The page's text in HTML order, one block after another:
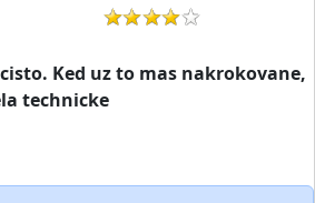
Ked uz to mas nakrokovane,
technicke